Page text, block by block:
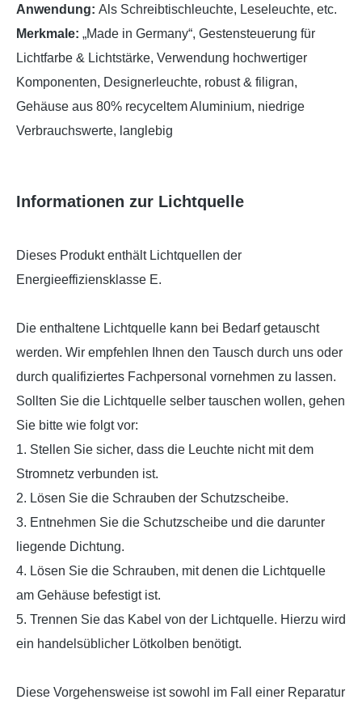
Anwendung: Als Schreibtischleuchte, Leseleuchte, etc.
Merkmale: „Made in Germany“, Gestensteuerung für
Lichtfarbe & Lichtstärke, Verwendung hochwertiger
Komponenten, Designerleuchte, robust & filigran,
Gehäuse aus 80% recyceltem Aluminium, niedrige
Verbrauchswerte, langlebig
Informationen zur Lichtquelle
Dieses Produkt enthält Lichtquellen der
Energieeffiziensklasse E.
Die enthaltene Lichtquelle kann bei Bedarf getauscht
werden. Wir empfehlen Ihnen den Tausch durch uns oder
durch qualifiziertes Fachpersonal vornehmen zu lassen.
Sollten Sie die Lichtquelle selber tauschen wollen, gehen
Sie bitte wie folgt vor:
1. Stellen Sie sicher, dass die Leuchte nicht mit dem
Stromnetz verbunden ist.
2. Lösen Sie die Schrauben der Schutzscheibe.
3. Entnehmen Sie die Schutzscheibe und die darunter
liegende Dichtung.
4. Lösen Sie die Schrauben, mit denen die Lichtquelle
am Gehäuse befestigt ist.
5. Trennen Sie das Kabel von der Lichtquelle. Hierzu wird
ein handelsüblicher Lötkolben benötigt.
Diese Vorgehensweise ist sowohl im Fall einer Reparatur